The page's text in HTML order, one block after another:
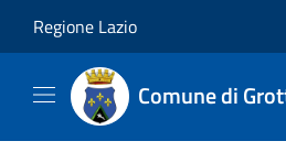
Regione Lazio
Comune di